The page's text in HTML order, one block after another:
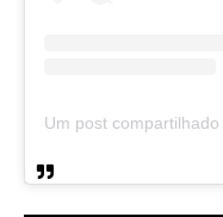
Um post